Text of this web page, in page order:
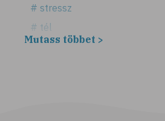
# stressz
# tél
# fűszerek
Mutass többet >